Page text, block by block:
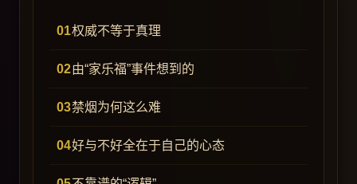
权威不等于真理
由“家乐福”事件想到的
禁烟为何这么难
好与不好全在于自己的心态